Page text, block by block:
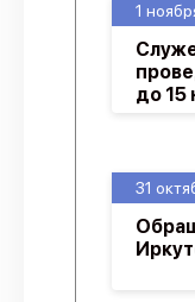
31
1
до 15